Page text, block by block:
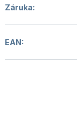
Záruka:
EAN: